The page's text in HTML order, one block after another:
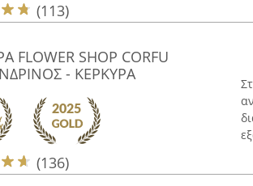
(113)
SHOP CORFU
- ΚΕΡΚΥΡΑ
(136)